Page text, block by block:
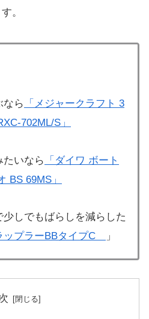
。
なら
「メジャークラフト 3
702ML/S」
たいなら
「ダイワ ボート
BS 69MS」
少しでもばらしを減らした
ップラーBBタイプC 」